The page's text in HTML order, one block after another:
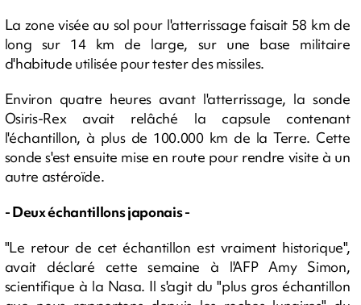
La zone visée au sol pour l'atterrissage faisait 58 km de
long sur 14 km de large, sur une base militaire
d'habitude utilisée pour tester des missiles.
Environ quatre heures avant l'atterrissage, la sonde
Osiris-Rex avait relâché la capsule contenant
l'échantillon, à plus de 100.000 km de la Terre. Cette
sonde s'est ensuite mise en route pour rendre visite à un
autre astéroïde.
- Deux échantillons japonais -
"Le retour de cet échantillon est vraiment historique",
avait déclaré cette semaine à l'AFP Amy Simon,
scientifique à la Nasa. Il s'agit du "plus gros échantillon